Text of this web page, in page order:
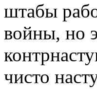
штабы
войны, но
чисто